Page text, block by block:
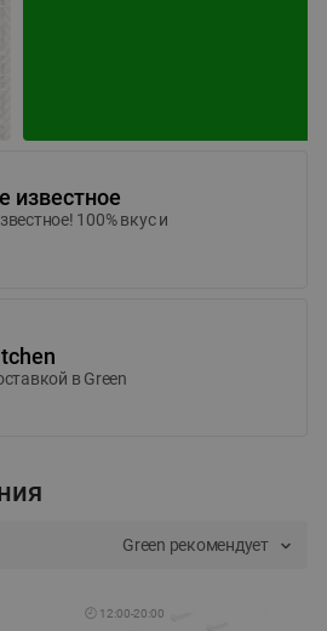
известное
100% вкус и
в Green
Green рекомендует
🕘 12:00-20:00